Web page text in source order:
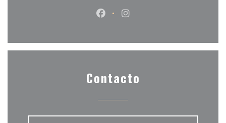
Facebook ((abre en una nueva
Instagram ((abre en una
Contacto